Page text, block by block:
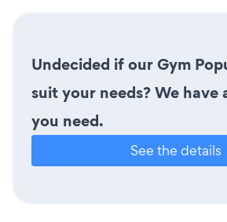
Undecided if our Gym
suit your needs? We have
you need.
See the details